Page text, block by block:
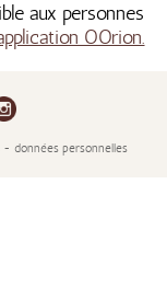
aux personnes
OOrion.
- données personnelles